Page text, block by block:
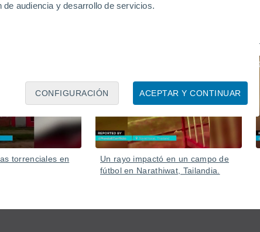
audiencia y desarrollo de servicios.
ACEPTAR Y CONTINUAR
CONFIGURACIÓN
torrenciales en
Un rayo impactó en un campo de
fútbol en Narathiwat, Tailandia.